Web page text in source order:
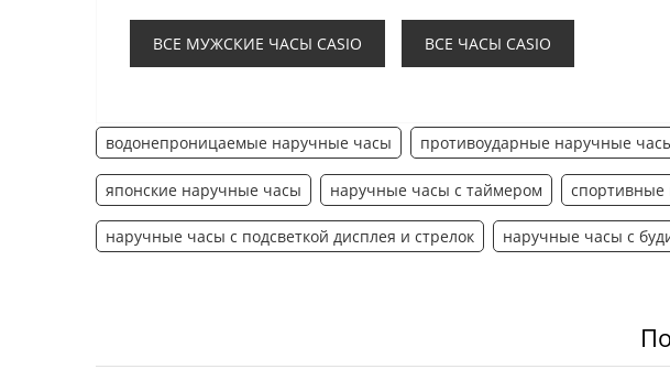
ВСЕ МУЖСКИЕ ЧАСЫ CASIO ВСЕ ЧАСЫ CASIO
водонепроницаемые наручные часы противоударные наручные
японские наручные часы наручные часы с таймером
наручные часы с подсветкой дисплея и стрелок наручные часы с